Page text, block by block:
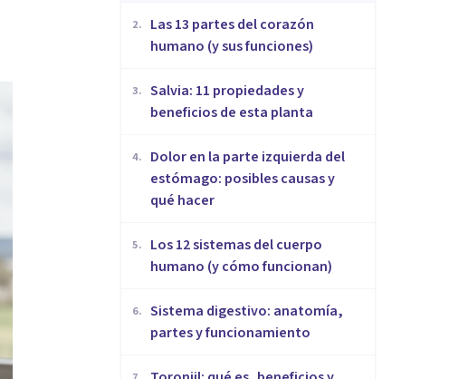
2.
Las 13 partes del corazón
humano (y sus funciones)
3. Salvia: 11 propiedades y
beneficios de esta planta
4.
Dolor en la parte izquierda del
estómago: posibles causas y
qué hacer
5.
Los 12 sistemas del cuerpo
humano (y cómo funcionan)
6. Sistema digestivo: anatomía,
partes y funcionamiento